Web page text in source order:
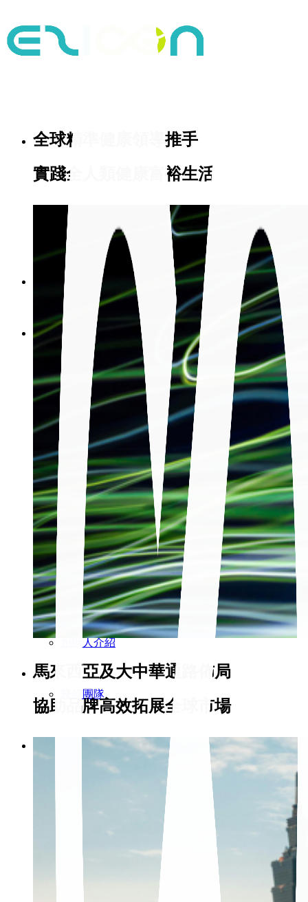
關於我們
集團簡介
歷年里程碑
企業永續
創辦人介紹
醫師團隊
全球精準健康領導推手
實踐全人類健康富裕生活
馬來西亞及大中華通路佈局
協助品牌高效拓展全球市場